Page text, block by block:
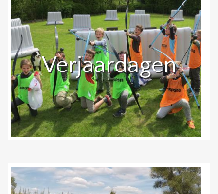
Verjaardagen